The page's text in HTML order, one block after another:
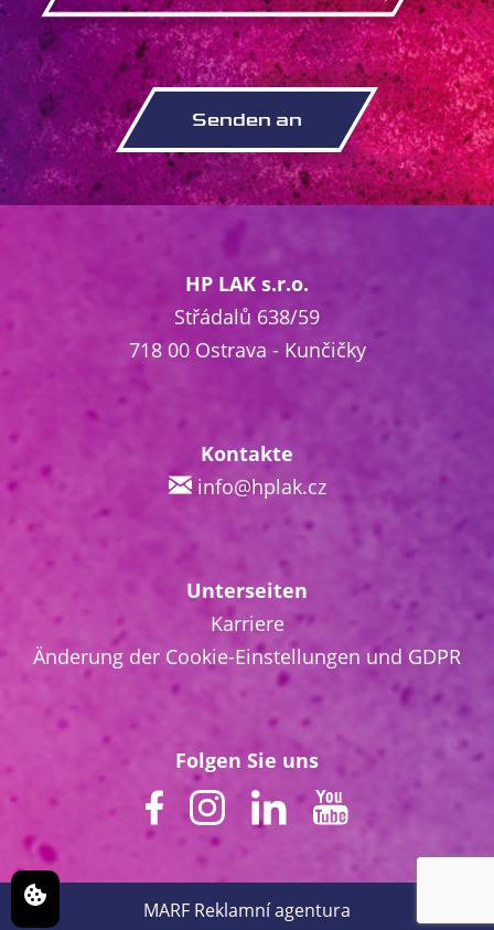
HP LAK s.r.o.
Střádalů 638/59
718 00 Ostrava - Kunčičky
Kontakte
info@hplak.cz
Unterseiten
Karriere
Änderung der Cookie-Einstellungen und GDPR
Folgen Sie uns
MARF Reklamní agentura